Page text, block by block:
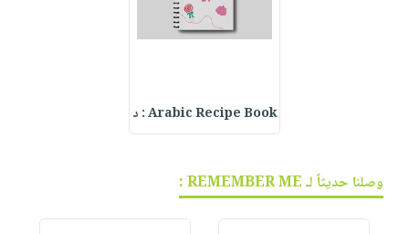
Arabic Recipe Book : د
وصلنا حديثاً لـ REMEMBER ME :